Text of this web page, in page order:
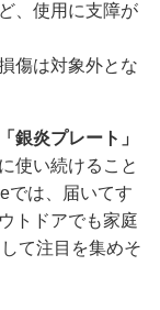
、使用に支障が
傷は対象外とな
「銀炎プレート」
使い続けること
では、届いてす
トドアでも家庭
て注目を集めそ